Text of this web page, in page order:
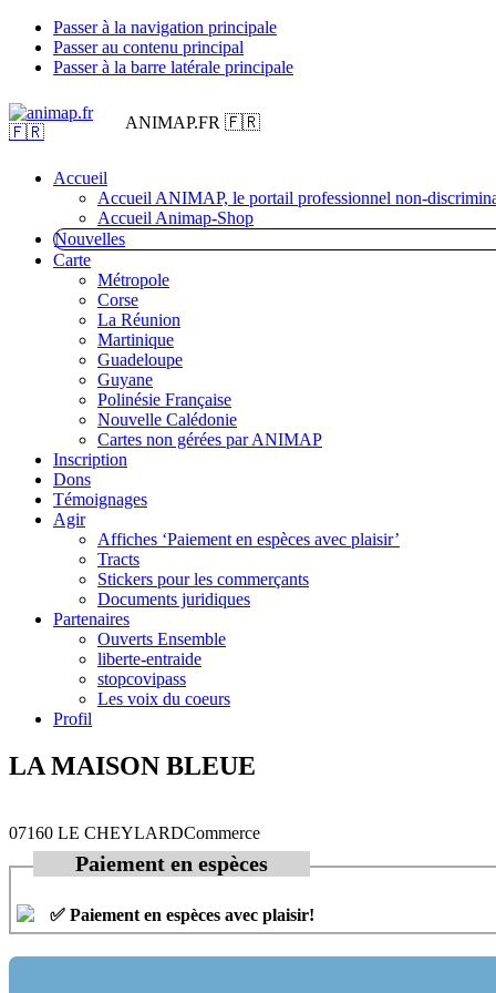
Passer à la navigation principale
Passer au contenu principal
Passer à la barre latérale principale
ANIMAP.FR 🇫🇷
Accueil
Accueil ANIMAP, le portail professionnel non-
Accueil Animap-Shop
Nouvelles
Carte
Métropole
Corse
La Réunion
Martinique
Guadeloupe
Guyane
Polinésie Française
Nouvelle Calédonie
Cartes non gérées par ANIMAP
Inscription
Dons
Témoignages
Agir
Affiches ‘Paiement en espèces avec plaisir’
Tracts
Stickers pour les commerçants
Documents juridiques
Partenaires
Ouverts Ensemble
liberte-entraide
stopcovipass
Les voix du coeurs
Profil
LA MAISON BLEUE
07160 LE CHEYLARDCommerce
Paiement en espèces
✅ Paiement en espèces avec plaisir!